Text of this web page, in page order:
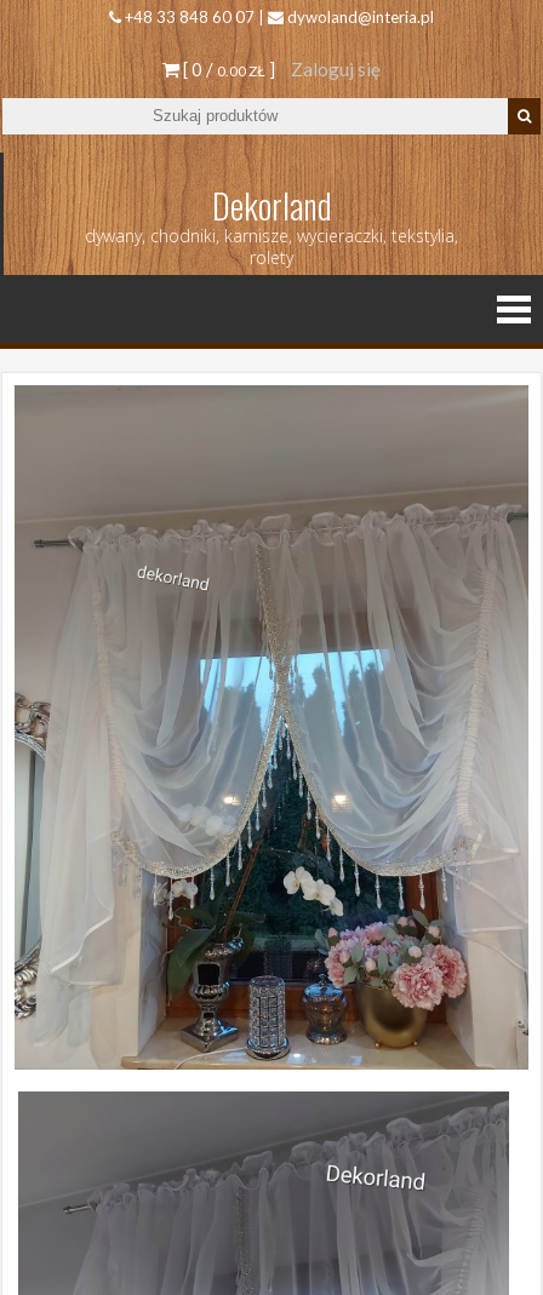
+48 33 848 60 07 | dywoland@interia.pl
[ 0 /0.00 ZŁ ] Zaloguj się
Dekorland
dywany, chodniki, karnisze, wycieraczki, tekstylia,
rolety